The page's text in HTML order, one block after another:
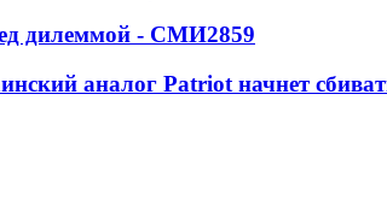
дилеммой - СМИ2859
аналог Patriot начнет